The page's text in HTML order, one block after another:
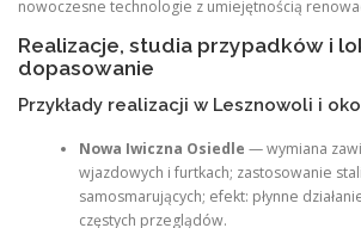
nowoczesne technologie z umiejętnością
Realizacje, studia przypadków i
dopasowanie
Przykłady realizacji w Lesznowoli i
Nowa Iwiczna Osiedle — wymiana
wjazdowych i furtkach; zastosowanie
samosmarujących; efekt: płynne
częstych przeglądów.